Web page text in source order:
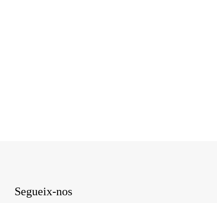
Segueix-nos